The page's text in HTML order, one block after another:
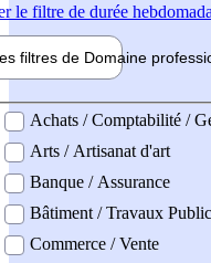
le filtre de durée
filtres de Domaine pro
professionel
Achats / Comptabilité /
Arts / Artisanat d'art
Banque / Assurance
Bâtiment / Travaux
Commerce / Vente